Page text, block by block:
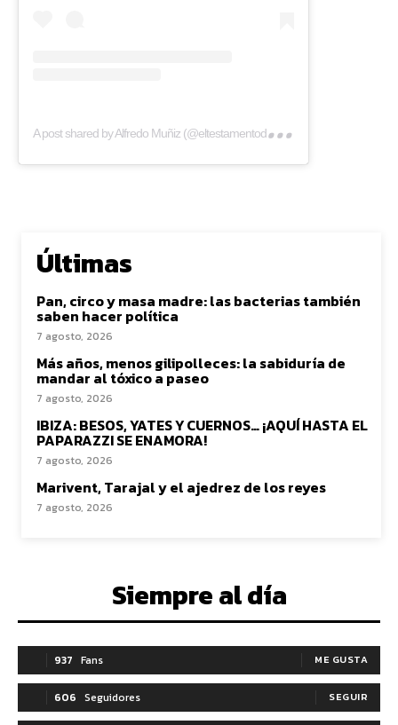
A p
ost shared by Alfredo Muñiz (@eltestamentodelgallo)
Últimas
Pan, circo y masa madre: las bacterias también
saben hacer política
7 agosto, 2026
Más años, menos gilipolleces: la sabiduría de
mandar al tóxico a paseo
7 agosto, 2026
IBIZA: BESOS, YATES Y CUERNOS… ¡AQUÍ HASTA EL
PAPARAZZI SE ENAMORA!
7 agosto, 2026
Marivent, Tarajal y el ajedrez de los reyes
7 agosto, 2026
Siempre al día
937 Fans ME GUSTA
606 Seguidores SEGUIR